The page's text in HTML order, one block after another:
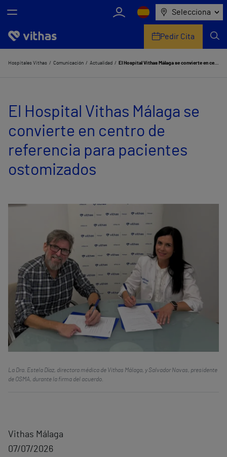
Selecciona
Nosotros
Servicios de salud
Equipo médico y asistencial
Pedir Cita
Hospitales Vithas Comunicación Actualidad El Hospital Vithas Málaga se convierte en centro de referencia para pacientes ostomizados
El Hospital Vithas Málaga se
convierte en centro de
referencia para pacientes
ostomizados
La Dra. Estela Díaz, directora médica de Vithas Málaga, y Salvador Navas, presidente
de OSMA, durante la firma del acuerdo.
Vithas Málaga
07/07/2026